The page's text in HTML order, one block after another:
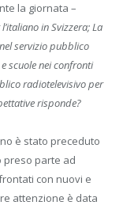
la giornata –
in Svizzera; La
servizio pubblico
scuole nei confronti
radiotelevisivo per
risponde?
è stato preceduto
preso parte ad
con nuovi e
attenzione è data